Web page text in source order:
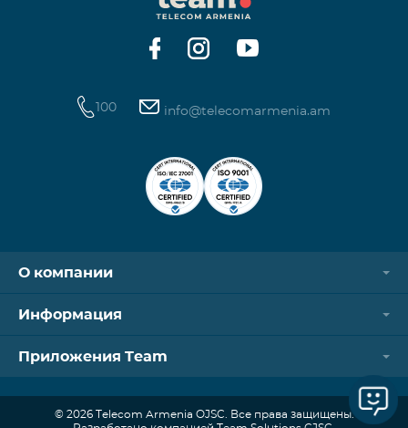
100 info@telecomarmenia.am
О компании
Информация
Приложения Team
© 2026 Telecom Armenia OJSC. Все права защищены.